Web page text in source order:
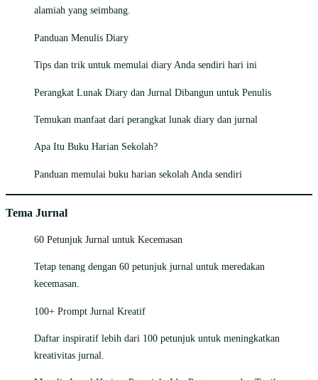
alamiah yang seimbang.
Panduan Menulis Diary
Tips dan trik untuk memulai diary Anda sendiri hari ini
Perangkat Lunak Diary dan Jurnal Dibangun untuk Penulis
Temukan manfaat dari perangkat lunak diary dan jurnal
Apa Itu Buku Harian Sekolah?
Panduan memulai buku harian sekolah Anda sendiri
Tema Jurnal
60 Petunjuk Jurnal untuk Kecemasan
Tetap tenang dengan 60 petunjuk jurnal untuk meredakan
kecemasan.
100+ Prompt Jurnal Kreatif
Daftar inspiratif lebih dari 100 petunjuk untuk meningkatkan
kreativitas jurnal.